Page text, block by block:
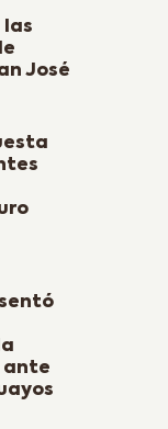
las
José
ante